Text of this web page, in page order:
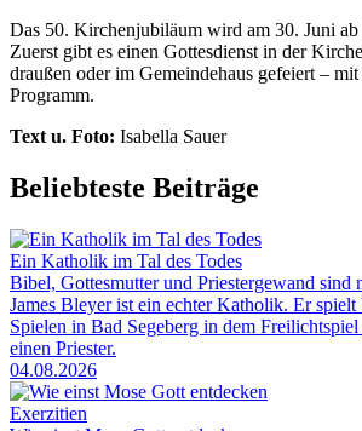
Das 50. Kirchenjubiläum wird am 30. Juni ab
Zuerst gibt es einen Gottesdienst in der
draußen oder im Gemeindehaus gefeiert –
Programm.
Text u. Foto: Isabella Sauer
Beliebteste Beiträge
Ein Katholik im Tal des Todes
Bibel, Gottesmutter und Priestergewand sind
James Bleyer ist ein echter Katholik. Er
Spielen in Bad Segeberg in dem
einen Priester.
04.08.2026
Exerzitien